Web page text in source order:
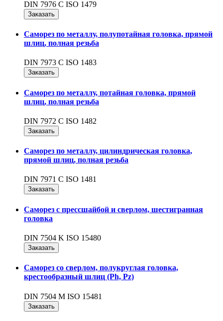
DIN 7976 C ISO 1479
Заказать
Саморез по металлу, полупотайная головка, прямой
шлиц, полная резьба
DIN 7973 C ISO 1483
Заказать
Саморез по металлу, потайная головка, прямой
шлиц, полная резьба
DIN 7972 C ISO 1482
Заказать
Саморез по металлу, цилиндрическая головка,
прямой шлиц, полная резьба
DIN 7971 С ISO 1481
Заказать
Саморез с прессшайбой и сверлом, шестигранная
головка
DIN 7504 K ISO 15480
Заказать
Саморез со сверлом, полукруглая головка,
крестообразный шлиц (Ph, Pz)
DIN 7504 M ISO 15481
Заказать